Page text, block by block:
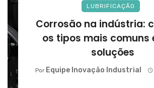
LUBRIFICAÇÃO
Corrosão na indústria:
os tipos mais comuns
soluções
Por Equipe Inovação Industrial